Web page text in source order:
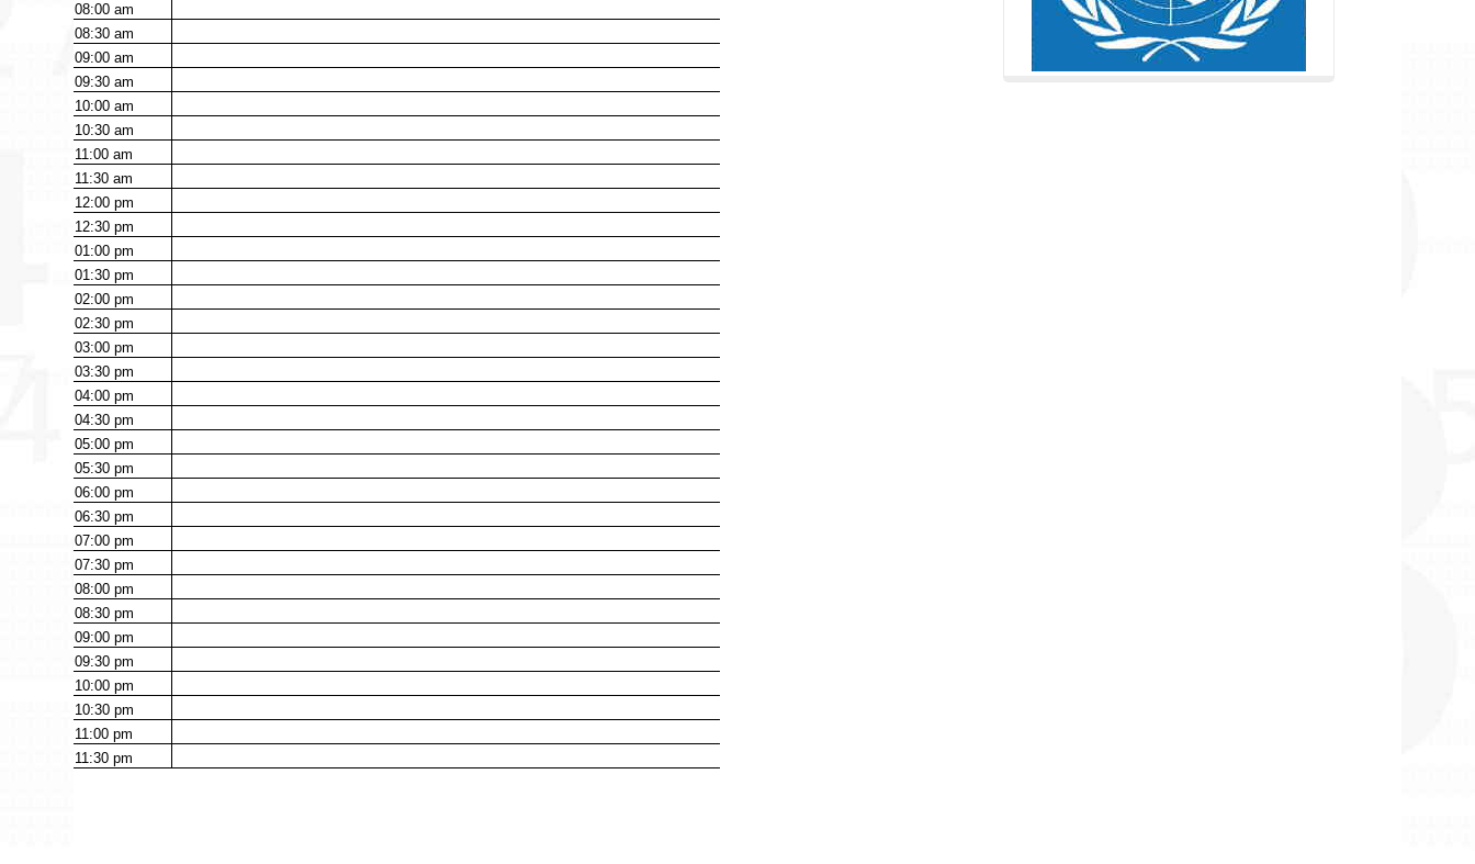
08:00am
08:30am
09:00am
09:30am
10:00am
10:30am
11:00am
11:30am
12:00pm
12:30pm
01:00pm
01:30pm
02:00pm
02:30pm
03:00pm
03:30pm
04:00pm
04:30pm
05:00pm
05:30pm
06:00pm
06:30pm
07:00pm
07:30pm
08:00pm
08:30pm
09:00pm
09:30pm
10:00pm
10:30pm
11:00pm
11:30pm